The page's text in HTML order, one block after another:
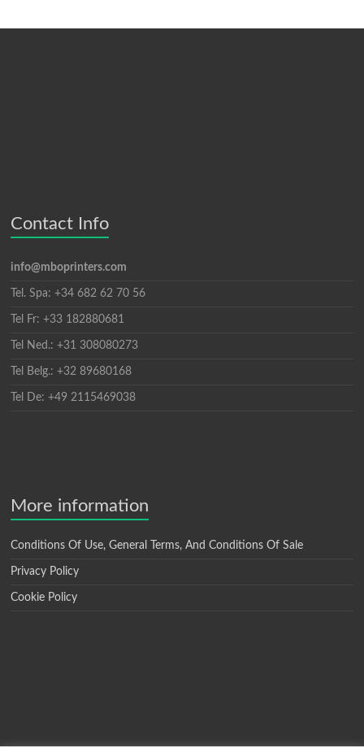
Contact Info
info@mboprinters.com
Tel. Spa: +34 682 62 70 56
Tel Fr: +33 182880681
Tel Ned.: +31 308080273
Tel Belg.: +32 89680168
Tel De: +49 2115469038
More information
Conditions Of Use, General Terms, And Conditions Of Sale
Privacy Policy
Cookie Policy